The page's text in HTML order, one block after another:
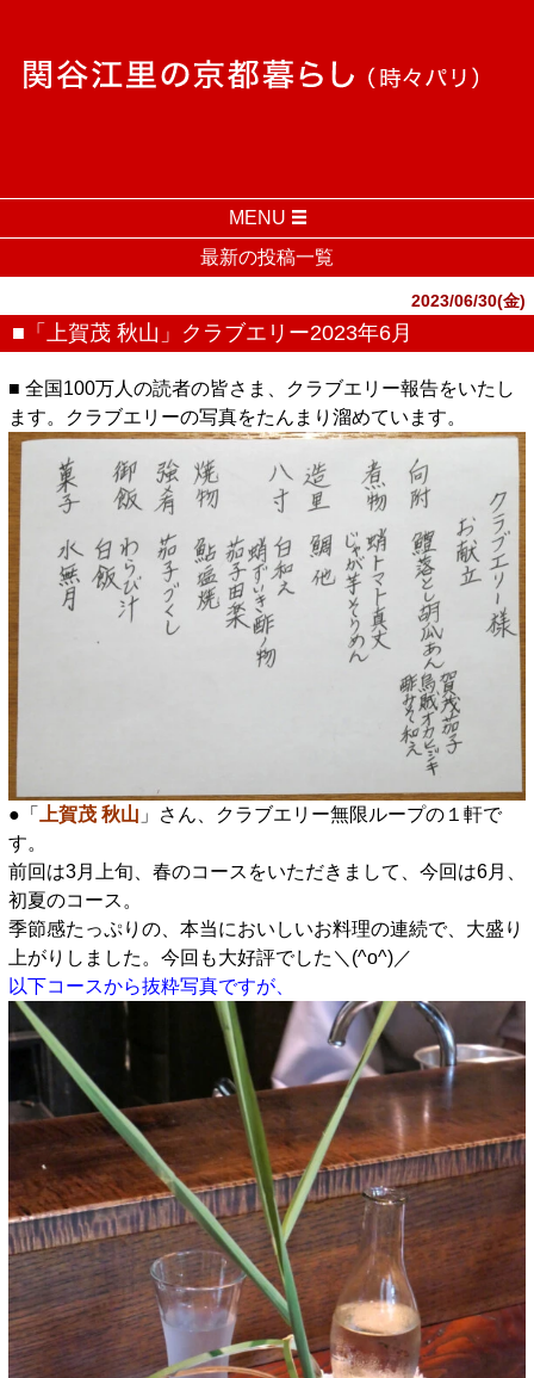
MENU
最新の投稿一覧
2023/06/30(金)
■「上賀茂 秋山」クラブエリー2023年6月
■ 全国100万人の読者の皆さま、クラブエリー報告をいたし
ます。クラブエリーの写真をたんまり溜めています。
●「 上賀茂 秋山 」さん、クラブエリー無限ループの１軒で
す。
前回は3月上旬、春のコースをいただきまして、今回は6月、
初夏のコース。
季節感たっぷりの、本当においしいお料理の連続で、大盛り
上がりしました。今回も大好評でした＼(^o^)／
以下コースから抜粋写真ですが、